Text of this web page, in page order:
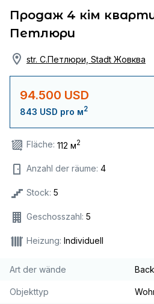
Продаж 4 кім
Петлюри
str. С.Петлюри, Stadt Жовква
94.500 USD
843 USD pro м2
Fläche: 112 м2
Anzahl der räume: 4
Stock: 5
Geschosszahl: 5
Heizung: Individuell
Art der wände
Objekttyp